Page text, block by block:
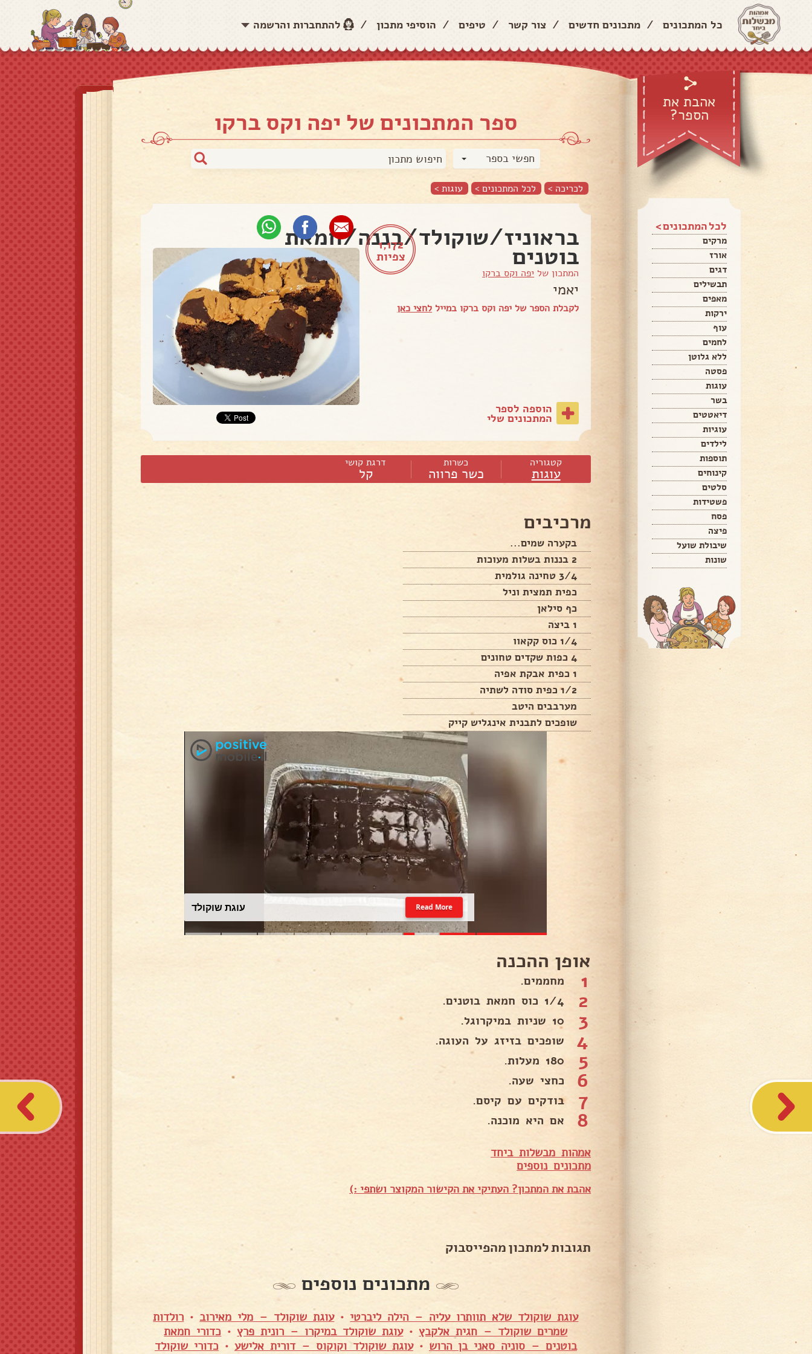
כל המתכונים / מתכונים חדשים / צור קשר / טיפים / הוסיפי מתכון / להתחברות והרשמה
אהבת את
הספר?
לכל המתכונים >
מרקים
אורז
דגים
תבשילים
מאפים
ירקות
עוף
לחמים
ללא גלוטן
פסטה
עוגות
בשר
דיאטטים
עוגיות
לילדים
תוספות
קינוחים
סלטים
פשטידות
פסח
פיצה
שיבולת שועל
שונות
ספר המתכונים של יפה וקס ברקו
חפשי בספר
לכריכה > לכל המתכונים > עוגות >
1,172
צפיות
בראוניז/שוקולד/בננה/חמאת
בוטנים
המתכון של יפה וקס ברקו
יאמי
לקבלת הספר של יפה וקס ברקו במייל לחצי כאן
הוספה לספר
המתכונים שלי
קטגוריה
עוגות
כשרות
כשר פרווה
דרגת קושי
קל
מרכיבים
בקערה שמים...
2 בננות בשלות מעוכות
3/4 טחינה גולמית
כפית תמצית וניל
כף סילאן
1 ביצה
1/4 כוס קקאוו
4 כפות שקדים טחונים
1 כפית אבקת אפיה
1/2 כפית סודה לשתיה
מערבבים היטב
שופכים לתבנית אינגליש קייק
עוגת שוקולד Read More
אופן ההכנה
1 מחממים.
2 1/4 כוס חמאת בוטנים.
3 10 שניות במיקרוגל.
4 שופכים בזיזג על העוגה.
5 180 מעלות.
6 כחצי שעה.
7 בודקים עם קיסם.
8 אם היא מוכנה.
אמהות מבשלות ביחד
מתכונים נוספים
אהבת את המתכון? העתיקי את הקישור המקוצר ושתפי :)
תגובות למתכון מהפייסבוק
מתכונים נוספים
עוגת שוקולד שלא תוותרו עליה – הילה ליברטי •עוגת שוקולד – מלי מאירוב • רולדות
שמרים שוקולד – חגית אלקבץ•עוגת שוקולד במיקרו – רונית פרץ• כדורי חמאת
בוטנים – סוניה סאני בן הרוש •עוגת שוקולד וקוקוס – דורית אלישע • כדורי שוקולד